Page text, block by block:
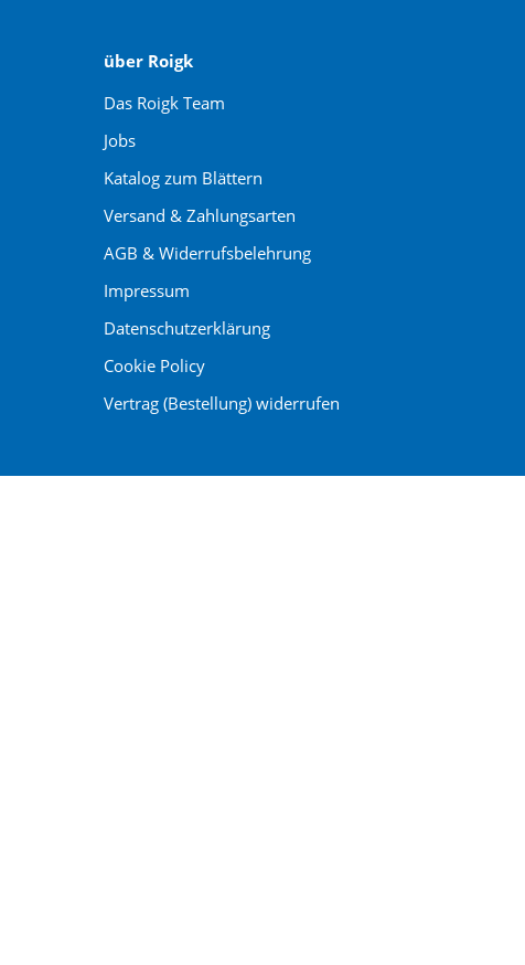
über Roigk
Das Roigk Team
Jobs
Katalog zum Blättern
Versand & Zahlungsarten
AGB & Widerrufsbelehrung
Impressum
Datenschutzerklärung
Cookie Policy
Vertrag (Bestellung) widerrufen